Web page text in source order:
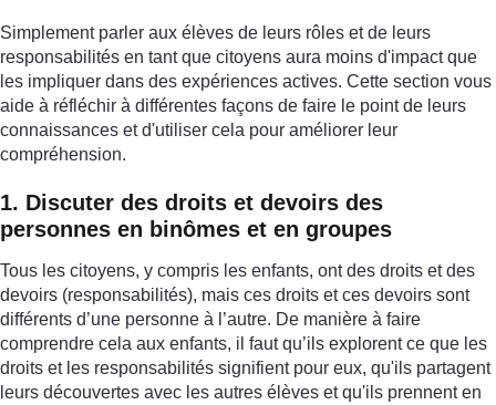
Simplement parler aux élèves de leurs rôles et de leurs
responsabilités en tant que citoyens aura moins d'impact que
les impliquer dans des expériences actives. Cette section vous
aide à réfléchir à différentes façons de faire le point de leurs
connaissances et d'utiliser cela pour améliorer leur
compréhension.
1. Discuter des droits et devoirs des
personnes en binômes et en groupes
Tous les citoyens, y compris les enfants, ont des droits et des
devoirs (responsabilités), mais ces droits et ces devoirs sont
différents d’une personne à l’autre. De manière à faire
comprendre cela aux enfants, il faut qu’ils explorent ce que les
droits et les responsabilités signifient pour eux, qu'ils partagent
leurs découvertes avec les autres élèves et qu'ils prennent en